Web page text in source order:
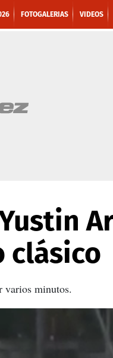
FOTOGALERIAS VIDEOS
clásico
varios minutos.